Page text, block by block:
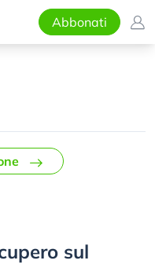
Abbonati
sul